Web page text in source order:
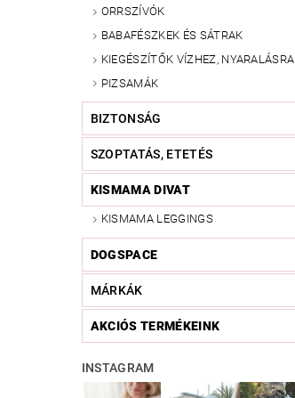
ORRSZÍVÓK
BABAFÉSZKEK ÉS SÁTRAK
KIEGÉSZÍTŐK VÍZHEZ, NYARALÁSRA
PIZSAMÁK
BIZTONSÁG
SZOPTATÁS, ETETÉS
KISMAMA DIVAT
KISMAMA LEGGINGS
DOGSPACE
MÁRKÁK
AKCIÓS TERMÉKEINK
INSTAGRAM